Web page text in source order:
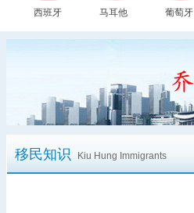
西班牙 马耳他 葡萄牙
移民知识 Kiu Hung Immigrants